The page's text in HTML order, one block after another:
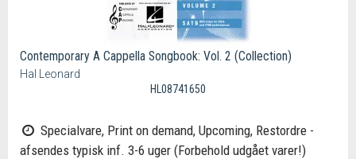
Contemporary A Cappella Songbook: Vol. 2 (Collection)
Hal Leonard
HL08741650
Specialvare, Print on demand, Upcoming, Restordre -
afsendes typisk inf. 3-6 uger (Forbehold udgået varer!)